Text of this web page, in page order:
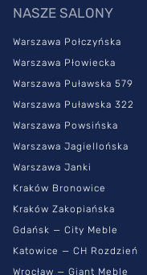
NASZE SALONY
Warszawa Połczyńska
Warszawa Płowiecka
Warszawa Puławska 579
Warszawa Puławska 322
Warszawa Powsińska
Warszawa Jagiellońska
Warszawa Janki
Kraków Bronowice
Kraków Zakopiańska
Gdańsk — City Meble
Katowice — CH Rozdzień
Wrocław — Giant Meble